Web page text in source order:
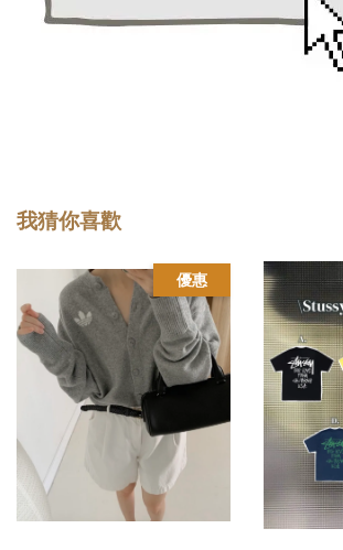
我猜你喜歡
優惠